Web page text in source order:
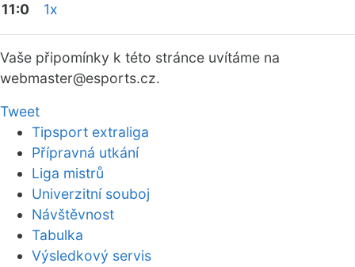
11:0
1x
Vaše připomínky k této stránce uvítáme na
webmaster@esports.cz.
Tweet
Tipsport extraliga
Přípravná utkání
Liga mistrů
Univerzitní souboj
Návštěvnost
Tabulka
Výsledkový servis